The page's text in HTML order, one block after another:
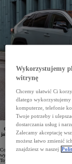
Ogłoszono najnowszy ranking
jako producenta bezawaryjnych i
aż 7 samochodów
Consumer Reports to najbardziej
wyłącznie ze składek swoich
Toyoty od lat zajmują wysokie
Wykorzystujemy
witrynę
Chcemy ułatwić Ci
dlatego
komputerze, telefonie
Twoje potrzeby i
dostarczania usług i
Zalecamy akceptację
możesz łatwo zmienić
znajdziesz w naszej